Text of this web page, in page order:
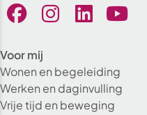
Voor mij
Wonen en begeleiding
Werken en daginvulling
Vrije tijd en beweging